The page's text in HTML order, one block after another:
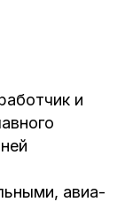
и
авиа-